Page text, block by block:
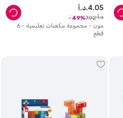
مون - مجموعة مكعبات تعليمية - 6
قطع
د.أ.4.05
د.أ. 7.92
49